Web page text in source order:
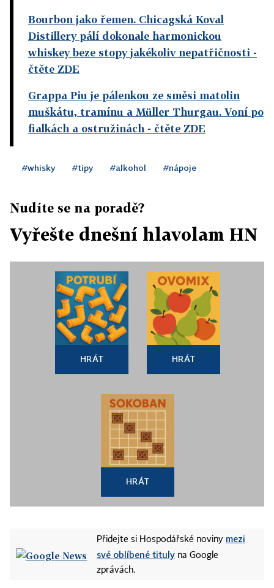
Bourbon jako řemen. Chicagská Koval
Distillery pálí dokonale harmonickou
whiskey beze stopy jakékoliv nepatřičnosti -
čtěte ZDE
Grappa Piu je pálenkou ze směsi matolin
muškátu, tramínu a Müller Thurgau. Voní po
fialkách a ostružinách - čtěte ZDE
#whisky #tipy #alkohol #nápoje
Nudíte se na poradě?
Vyřešte dnešní hlavolam HN
HRÁT HRÁT
HRÁT
Přidejte si Hospodářské noviny mezi
své oblíbené tituly na Google
zprávách.